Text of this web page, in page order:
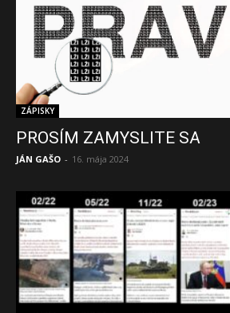
ZÁPISKY
PROSÍM ZAMYSLITE SA
JÁN GAŠO - 16. mája 2024